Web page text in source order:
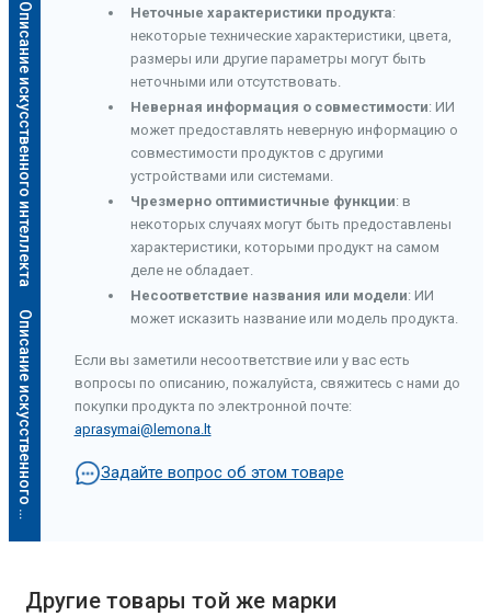
Описание искусственного интеллекта
О
п
и
с
а
н
и
е
и
с
к
у
с
с
т
в
е
н
н
о
г
о
и
н
т
е
л
л
е
к
т
а
Неточные характеристики продукта:
некоторые технические характеристики, цвета,
размеры или другие параметры могут быть
неточными или отсутствовать.
Неверная информация о совместимости: ИИ
может предоставлять неверную информацию о
совместимости продуктов с другими
устройствами или системами.
Чрезмерно оптимистичные функции: в
некоторых случаях могут быть предоставлены
характеристики, которыми продукт на самом
деле не обладает.
Несоответствие названия или модели: ИИ
может исказить название или модель продукта.
Если вы заметили несоответствие или у вас есть
вопросы по описанию, пожалуйста, свяжитесь с нами до
покупки продукта по электронной почте:
aprasymai@lemona.lt
Задайте вопрос об этом товаре
Другие товары той же марки